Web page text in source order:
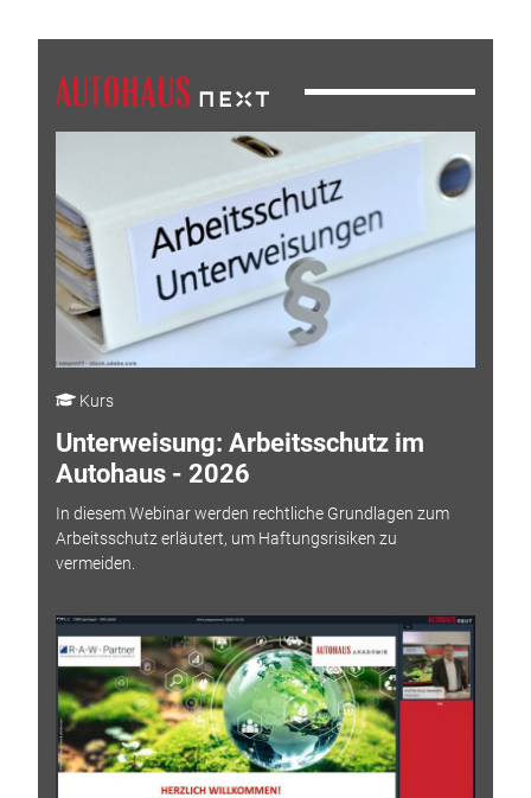
Kurs
Unterweisung: Arbeitsschutz im
Autohaus - 2026
In diesem Webinar werden rechtliche Grundlagen zum
Arbeitsschutz erläutert, um Haftungsrisiken zu
vermeiden.